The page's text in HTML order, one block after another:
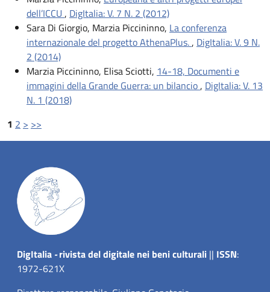
dell’ICCU , DigItalia: V. 7 N. 2 (2012)
Sara Di Giorgio, Marzia Piccininno, La conferenza
internazionale del progetto AthenaPlus., DigItalia: V. 9 N.
2 (2014)
Marzia Piccininno, Elisa Sciotti, 14-18, Documenti e
immagini della Grande Guerra: un bilancio, DigItalia: V. 13
N. 1 (2018)
1 2 > >>
DigItalia -rivista del digitale nei beni culturali || ISSN:
1972-621X